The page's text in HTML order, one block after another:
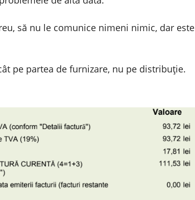
să nu le comunice nimeni nimic, dar este
pe partea de furnizare, nu pe distribuție.